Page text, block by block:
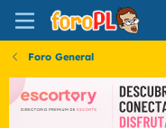
Foro General